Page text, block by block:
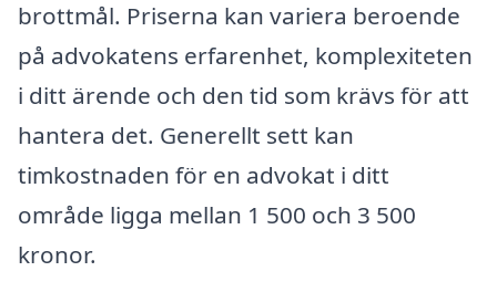
brottmål. Priserna kan variera beroende
på advokatens erfarenhet, komplexiteten
i ditt ärende och den tid som krävs för att
hantera det. Generellt sett kan
timkostnaden för en advokat i ditt
område ligga mellan 1 500 och 3 500
kronor.